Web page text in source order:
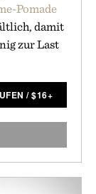
Pomade
damit
zur Last
/$16+